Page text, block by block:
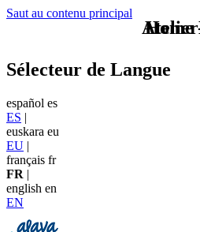
Saut au contenu principal
Sélecteur de Langue
español es
ES |
euskara eu
EU |
français fr
FR |
english en
EN
Home